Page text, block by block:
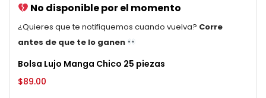
No disponible por el momento
¿Quieres que te notifiquemos cuando vuelva? Corre
antes de que te lo ganen
Bolsa Lujo Manga Chico 25 piezas
$89.00